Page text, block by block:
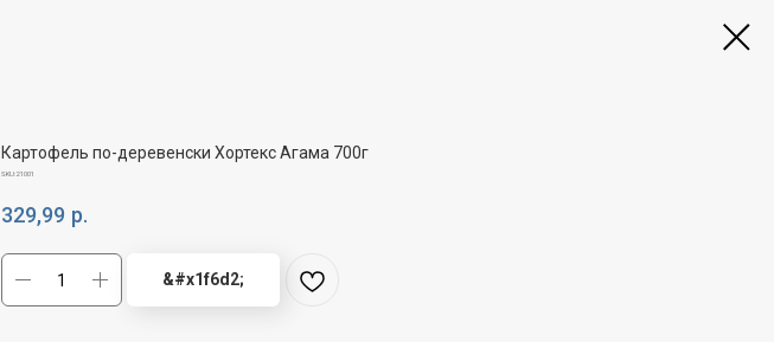
Картофель по-деревенски Хортекс Агама 700г
SKU:21001
329,99 р.
&#x1f6d2;